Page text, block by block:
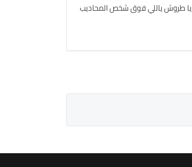
يا طروش ياللي فوق شخص المحاديب